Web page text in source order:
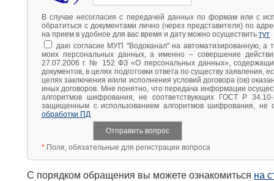
В случае несогласия с передачей данных по формам или с
обратиться с документами лично (через представителя) по
на прием в удобное для вас время и дату можно осуществить тут
даю согласие МУП "Водоканал" на автоматизированную, а
моих персональных данных, а именно – совершение
27.07.2006 г. № 152 ФЗ «О персональных данных»,
документов, в целях подготовки ответа по существу заявления,
целях заключения и/или исполнения условий договора (ов)
иных договоров. Мне понятно, что передача информации
алгоритмов шифрования, не соответствующих ГОСТ Р
защищенным с использованием алгоритмов шифрования,
обработки ПД
* Поля, обязательные для регистрации вопроса
С порядком обращения вы можете ознакомиться на